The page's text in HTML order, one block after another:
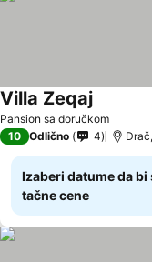
Pansion sa doručkom
Villa Zeqaj
10 Odlično 4
Izaberi datume da bi
tačne cene